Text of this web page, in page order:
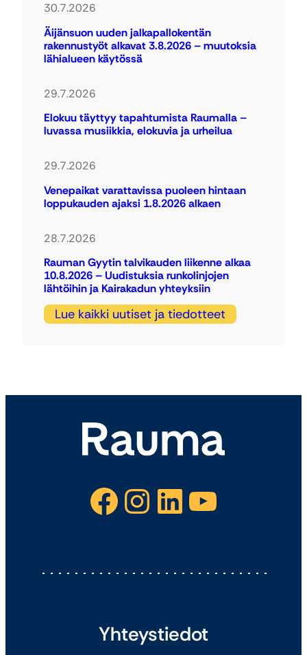
30.7.2026
Äijänsuon uuden jalkapallokentän
rakennustyöt alkavat 3.8.2026 – muutoksia
lähialueen käytössä
29.7.2026
Elokuu täyttyy tapahtumista Raumalla –
luvassa musiikkia, elokuvia ja urheilua
29.7.2026
Venepaikat varattavissa puoleen hintaan
loppukauden ajaksi 1.8.2026 alkaen
28.7.2026
Rauman Gyytin talvikauden liikenne alkaa
10.8.2026 – Uudistuksia runkolinjojen
lähtöihin ja Kairakadun yhteyksiin
Lue kaikki uutiset ja tiedotteet
Facebook Instagram LinkedIn YouTube
Yhteystiedot